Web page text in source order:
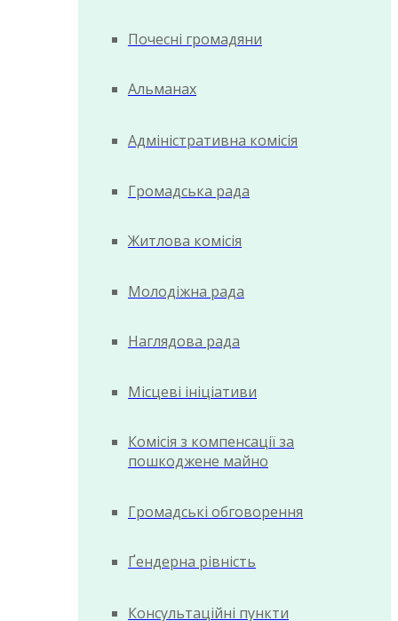
Почесні громадяни
Альманах
Адміністративна комісія
Громадська рада
Житлова комісія
Молодіжна рада
Наглядова рада
Місцеві ініціативи
Комісія з компенсації за
пошкоджене майно
Громадські обговорення
Ґендерна рівність
Консультаційні пункти